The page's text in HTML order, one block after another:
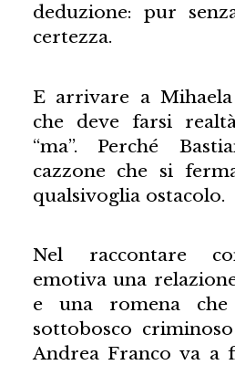
deduzione: pur
certezza.
E arrivare a
che deve farsi
“ma”. Perché
cazzone che si
qualsivoglia ostacolo.
Nel raccontare
emotiva una
e una romena
sottobosco
Andrea Franco va a